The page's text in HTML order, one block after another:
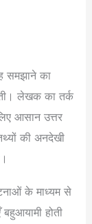
समझाने का
लेखक का तर्क
आसान उत्तर
की अनदेखी
के माध्यम से
होती